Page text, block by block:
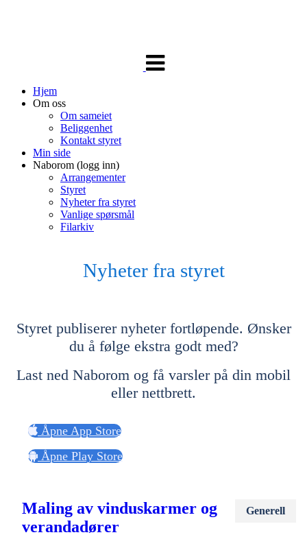
navigasjon
Hjem
Om oss
Om sameiet
Beliggenhet
Kontakt styret
Min side
Naborom (logg inn)
Arrangementer
Styret
Nyheter fra styret
Vanlige spørsmål
Filarkiv
Nyheter fra styret
Styret publiserer nyheter fortløpende. Ønsker
du å følge ekstra godt med?
Last ned Naborom og få varsler på din mobil
eller nettbrett.
Åpne App Store
Åpne Play Store
Generell
Maling av vinduskarmer og
verandadører